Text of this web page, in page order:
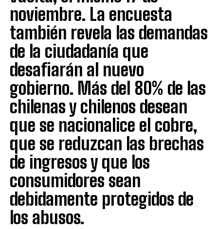
noviembre. La encuesta
también revela las demandas
de la ciudadanía que
desafiarán al nuevo
gobierno. Más del 80% de las
chilenas y chilenos desean
que se nacionalice el cobre,
que se reduzcan las brechas
de ingresos y que los
consumidores sean
debidamente protegidos de
los abusos.